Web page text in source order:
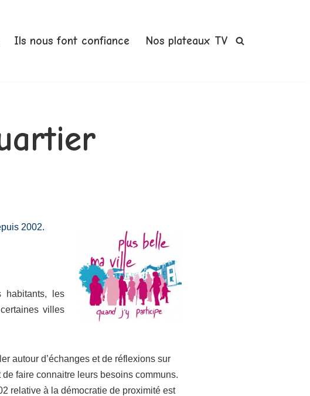
Ils nous font confiance Nos plateaux TV
2002.
habitants, les
villes
autour d’échanges et de réflexions sur
faire connaitre leurs besoins communs.
relative à la démocratie de proximité est